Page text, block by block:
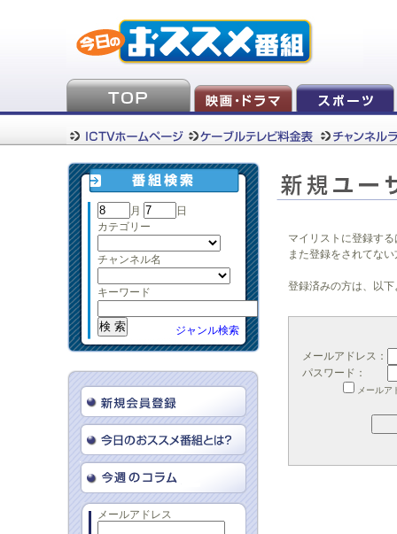
月
日
カテゴリー
チャンネル名
キーワード
ジャンル検索
メールアドレス
マイリストに登録す
また登録をされてな
登録済みの方は、以
メールアドレス：
パスワード：
メールア